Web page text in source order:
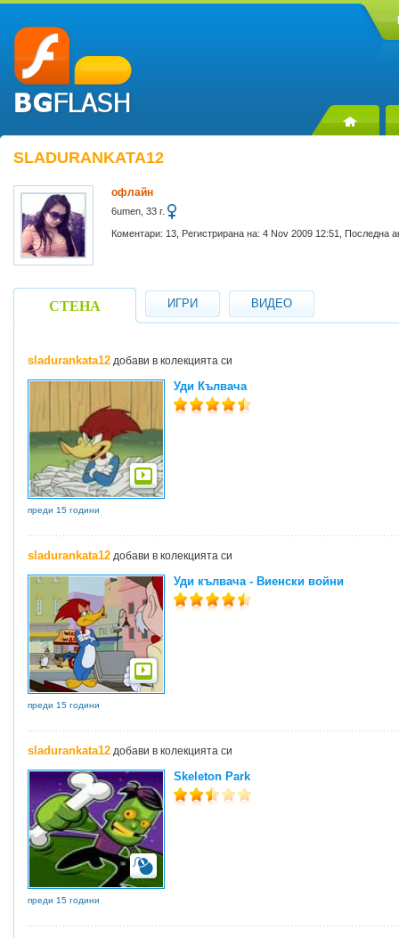
SLADURANKATA12
офлайн
6umen, 33 г.
Коментари: 13, Регистрирана на: 4 Nov 2009 12:51, Последна
СТЕНА ИГРИ ВИДЕО
sladurankata12 добави в колекцията си
Уди Кълвача
преди 15 години
sladurankata12 добави в колекцията си
Уди кълвача - Виенски войни
преди 15 години
sladurankata12 добави в колекцията си
Skeleton Park
преди 15 години